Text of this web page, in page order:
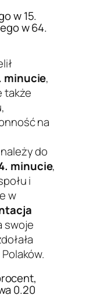
w 15.
w 64.
minucie,
także
na
do
minucie,
i
w
swoje
0.20